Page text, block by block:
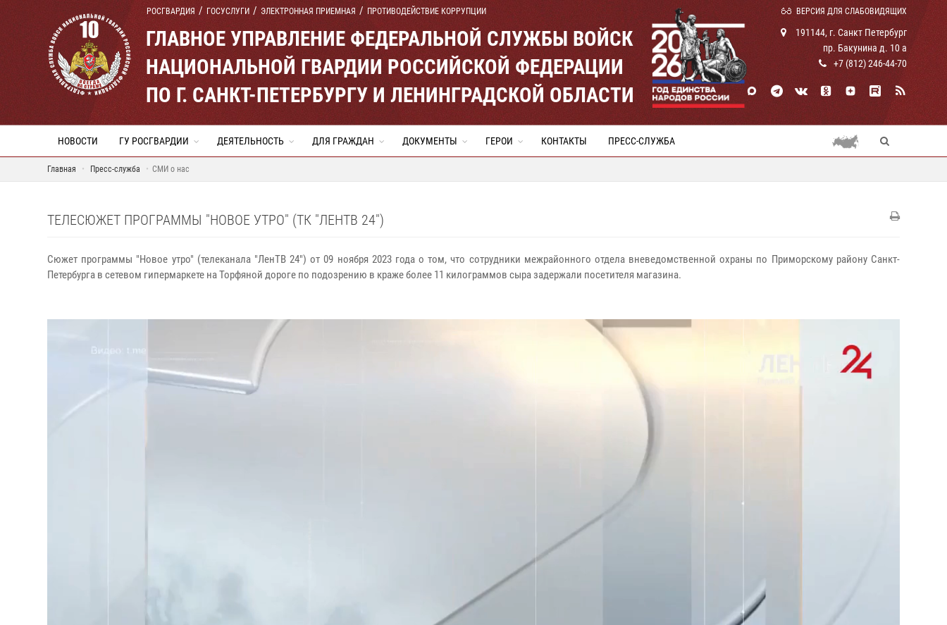
РОСГВАРДИЯ ГОСУСЛУГИ ЭЛЕКТРОННАЯ ПРИЕМНАЯ ПРОТИВОДЕЙСТВИЕ КОРРУПЦИИ ВЕРСИЯ ДЛЯ СЛАБОВИДЯЩИХ
ГЛАВНОЕ УПРАВЛЕНИЕ ФЕДЕРАЛЬНОЙ СЛУЖБЫ ВОЙСК
НАЦИОНАЛЬНОЙ ГВАРДИИ РОССИЙСКОЙ ФЕДЕРАЦИИ
ПО Г. САНКТ-ПЕТЕРБУРГУ И ЛЕНИНГРАДСКОЙ ОБЛАСТИ
191144, г. Санкт Петербург
пр. Бакунина д. 10 а
+7 (812) 246-44-70
НОВОСТИ ГУ РОСГВАРДИИ ДЕЯТЕЛЬНОСТЬ ДЛЯ ГРАЖДАН ДОКУМЕНТЫ ГЕРОИ КОНТАКТЫ ПРЕСС-СЛУЖБА
Главная Пресс-служба СМИ о нас
ТЕЛЕСЮЖЕТ ПРОГРАММЫ "НОВОЕ УТРО" (ТК "ЛЕНТВ 24")
Сюжет программы "Новое утро" (телеканала "ЛенТВ 24") от 09 ноября 2023 года о том, что сотрудники межрайонного отдела вневедомственной охраны по Приморскому району Санкт-
Петербурга в сетевом гипермаркете на Торфяной дороге по подозрению в краже более 11 килограммов сыра задержали посетителя магазина.